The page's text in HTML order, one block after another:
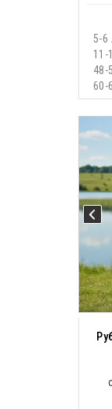
5-6
11-
48-
60-